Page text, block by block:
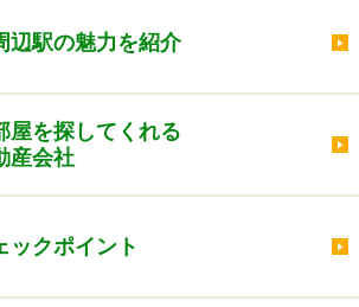
辺駅の魅力を紹介
屋を探してくれる
産会社
ックポイント